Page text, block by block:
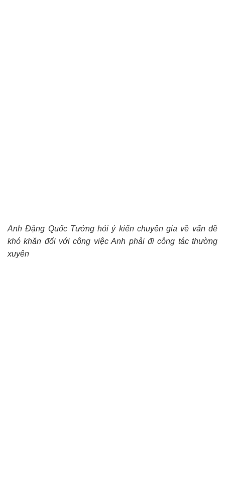
Anh Đặng Quốc Tưởng hỏi ý kiến chuyên gia về vấn đề
khó khăn đối với công việc Anh phải đi công tác thường
xuyên